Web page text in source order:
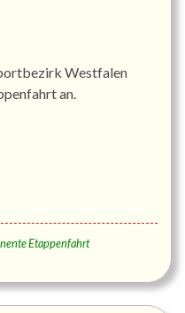
Westfalen
an.
Etappenfahrt